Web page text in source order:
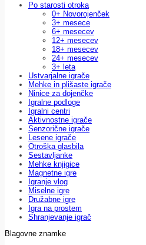
Po starosti otroka
0+ Novorojenček
3+ mesece
6+ mesecev
12+ mesecev
18+ mesecev
24+ mesecev
3+ leta
Ustvarjalne igrače
Mehke in plišaste igrače
Ninice za dojenčke
Igralne podloge
Igralni centri
Aktivnostne igrače
Senzorične igrače
Lesene igrače
Otroška glasbila
Sestavljanke
Mehke knjigice
Magnetne igre
Igranje vlog
Miselne igre
Družabne igre
Igra na prostem
Shranjevanje igrač
Blagovne znamke